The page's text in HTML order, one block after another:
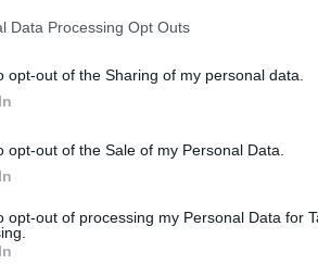
Data Processing Opt Outs
opt-out of the Sharing of my personal data.
opt-out of the Sale of my Personal Data.
opt-out of processing my Personal Data for
που έγινε η συγκεκριμένη
σύμφωνα με τους
που εμπλέκονται στην
πυραύλου και δεν έχουν τεθεί σε
ο Ζελένσκι
σε
δηλώνει ο Πούτιν,